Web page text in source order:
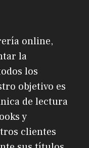
online,
la
los
objetivo es
de lectura
y
clientes